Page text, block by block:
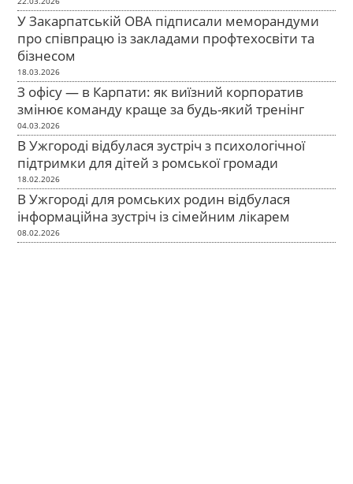
У Закарпатській ОВА підписали меморандуми
про співпрацю із закладами профтехосвіти та
бізнесом
18.03.2026
З офісу — в Карпати: як виїзний корпоратив
змінює команду краще за будь-який тренінг
04.03.2026
В Ужгороді відбулася зустріч з психологічної
підтримки для дітей з ромської громади
18.02.2026
В Ужгороді для ромських родин відбулася
інформаційна зустріч із сімейним лікарем
08.02.2026